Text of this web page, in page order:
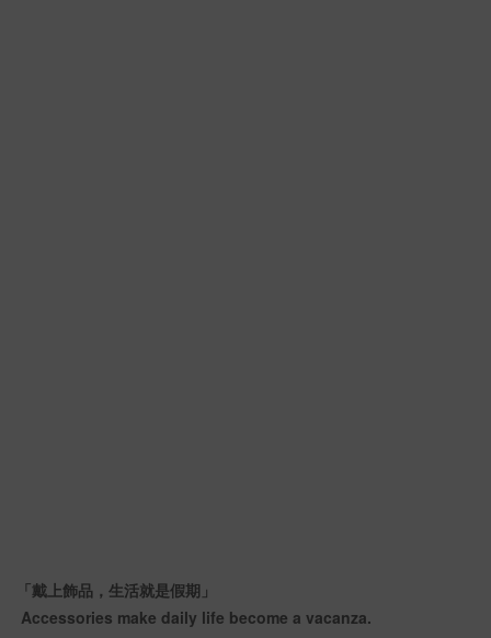
「戴上飾品，生活就是假期」
Accessories make daily life become a vacanza.